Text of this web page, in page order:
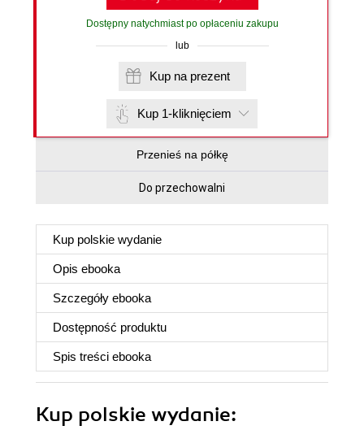
Dostępny natychmiast po opłaceniu zakupu
lub
Kup na prezent
Kup 1-kliknięciem
Przenieś na półkę
Do przechowalni
Kup polskie wydanie
Opis ebooka
Szczegóły ebooka
Dostępność produktu
Spis treści ebooka
Kup polskie wydanie: